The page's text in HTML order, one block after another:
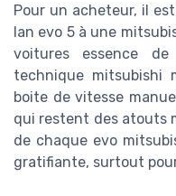
Pour un acheteur, il
lan evo 5 à une
voitures essence
technique mitsubishi
boite de vitesse
qui restent des atouts
de chaque evo
gratifiante, surtout